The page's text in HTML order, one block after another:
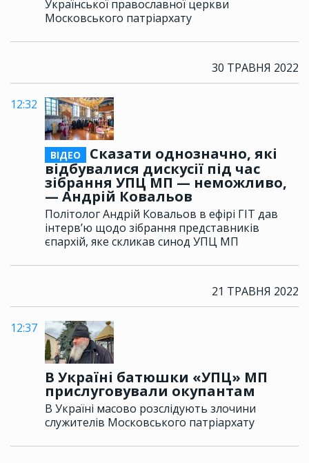
Української православної церкви
Московського патріархату
30 ТРАВНЯ 2022
12:32
ВІДЕО
Сказати однозначно, які
відбувалися дискусії під час
зібрання УПЦ МП — неможливо,
— Андрій Ковальов
Політолог Андрій Ковальов в ефірі ГІТ дав
інтерв’ю щодо зібрання представників
єпархій, яке скликав синод УПЦ МП
21 ТРАВНЯ 2022
12:37
В Україні батюшки «УПЦ» МП
прислуговували окупантам
В Україні масово розслідують злочини
служителів Московського патріархату